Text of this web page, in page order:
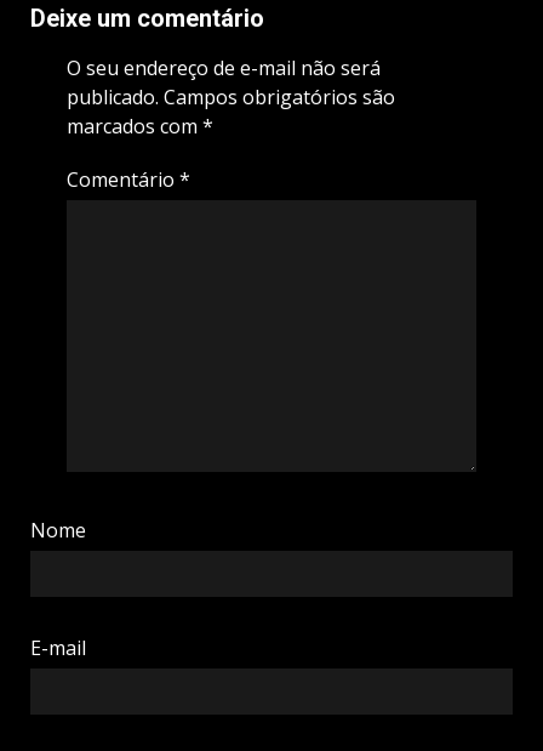
Deixe um comentário
O seu endereço de e-mail não será
publicado. Campos obrigatórios são
marcados com *
Comentário *
Nome
E-mail